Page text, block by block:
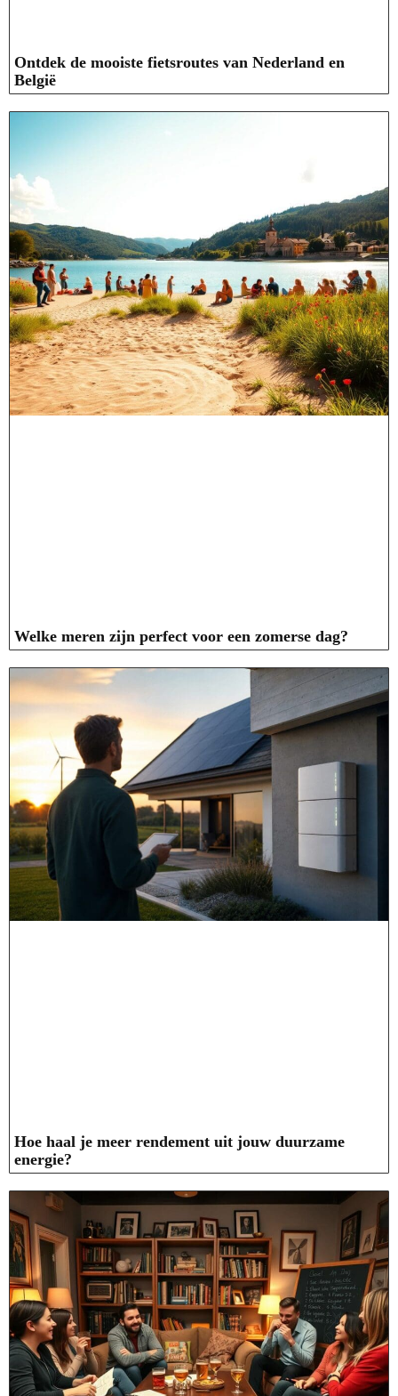
Ontdek de mooiste fietsroutes van Nederland en
België
Welke meren zijn perfect voor een zomerse dag?
Hoe haal je meer rendement uit jouw duurzame
energie?